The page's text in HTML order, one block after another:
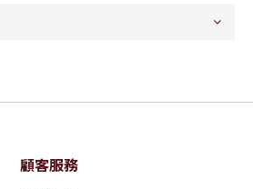
顧客服務